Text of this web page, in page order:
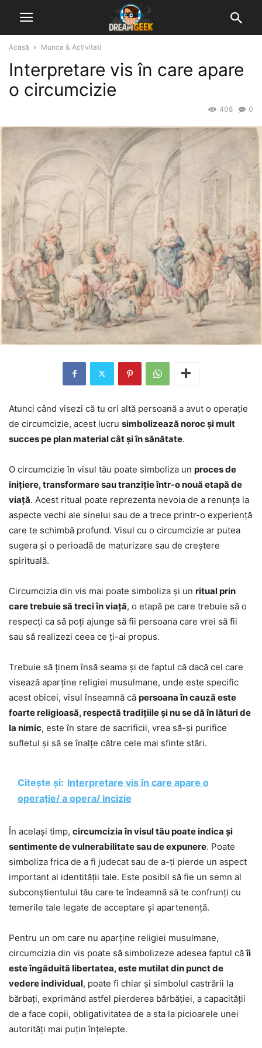
Acasă Munca & Activitati
Interpretare vis în care apare
o circumcizie
0
408
Atunci când visezi că tu ori altă persoană a avut o operație
de circumcizie, acest lucru simbolizează noroc și mult
succes pe plan material cât și în sănătate.
O circumcizie în visul tău poate simboliza un proces de
inițiere, transformare sau tranziție într-o nouă etapă de
viață. Acest ritual poate reprezenta nevoia de a renunța la
aspecte vechi ale sinelui sau de a trece printr-o experiență
care te schimbă profund. Visul cu o circumcizie ar putea
sugera și o perioadă de maturizare sau de creștere
spirituală.
Circumcizia din vis mai poate simboliza și un ritual prin
care trebuie să treci în viață, o etapă pe care trebuie să o
respecți ca să poți ajunge să fii persoana care vrei să fii
sau să realizezi ceea ce ți-ai propus.
Trebuie să ținem însă seama și de faptul că dacă cel care
visează aparține religiei musulmane, unde este specific
acest obicei, visul înseamnă că persoana în cauză este
foarte religioasă, respectă tradițiile și nu se dă în lături de
la nimic, este în stare de sacrificii, vrea să-și purifice
sufletul și să se înalțe către cele mai sfinte stări.
Citește și: Interpretare vis în care apare o
operație/ a opera/ incizie
În același timp, circumcizia în visul tău poate indica și
sentimente de vulnerabilitate sau de expunere. Poate
simboliza frica de a fi judecat sau de a-ți pierde un aspect
important al identității tale. Este posibil să fie un semn al
subconștientului tău care te îndeamnă să te confrunți cu
temerile tale legate de acceptare și apartenență.
Pentru un om care nu aparține religiei musulmane,
circumcizia din vis poate să simbolizeze adesea faptul căîi
este îngăduită libertatea, este mutilat din punct de
vedere individual, poate fi chiar și simbolul castrării la
bărbați, exprimând astfel pierderea bărbăției, a capacității
de a face copii, obligativitatea de a sta la picioarele unei
autorități mai puțin înțelepte.